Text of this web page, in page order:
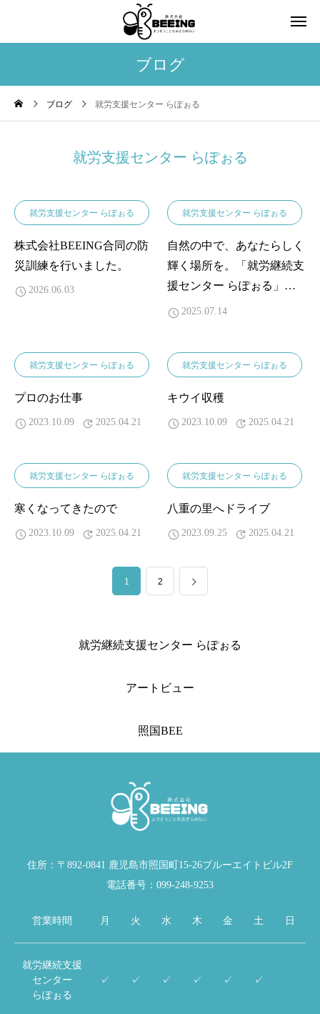
ブログ
ブログ 就労支援センター らぽぉる
就労支援センター らぽぉる
就労支援センター らぽぉる
株式会社BEEING合同の防
災訓練を行いました。
2026.06.03
就労支援センター らぽぉる
自然の中で、あなたらしく
輝く場所を。「就労継続支
援センター らぽぉる」利
用者さん募集
2025.07.14
就労支援センター らぽぉる
プロのお仕事
2023.10.09 2025.04.21
就労支援センター らぽぉる
キウイ収穫
2023.10.09 2025.04.21
就労支援センター らぽぉる
寒くなってきたので
2023.10.09 2025.04.21
就労支援センター らぽぉる
八重の里へドライブ
2023.09.25 2025.04.21
1 2
就労継続支援センター らぽぉる
アートビュー
照国BEE
住所：〒892-0841 鹿児島市照国町15-26ブルーエイトビル2F
電話番号：099-248-9253
営業時間 月 火 水 木 金 土 日
就労継続支援
センター
らぽぉる
✓ ✓ ✓ ✓ ✓ ✓